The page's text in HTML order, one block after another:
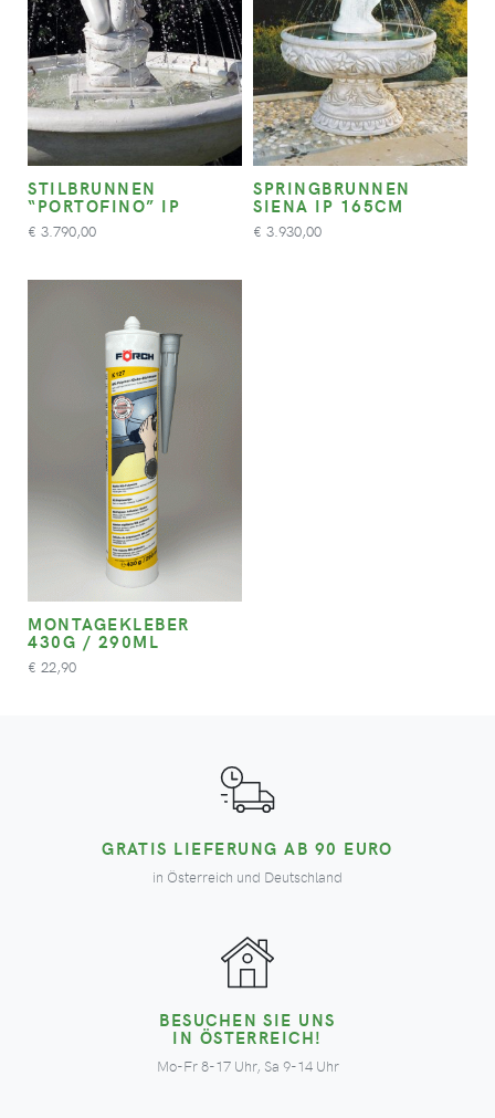
STILBRUNNEN
“PORTOFINO” IP
€ 3.790,00
SPRINGBRUNNEN
SIENA IP 165CM
€ 3.930,00
MONTAGEKLEBER
430G / 290ML
€ 22,90
GRATIS LIEFERUNG AB 90 EURO
in Österreich und Deutschland
BESUCHEN SIE UNS
IN ÖSTERREICH!
Mo-Fr 8-17 Uhr, Sa 9-14 Uhr